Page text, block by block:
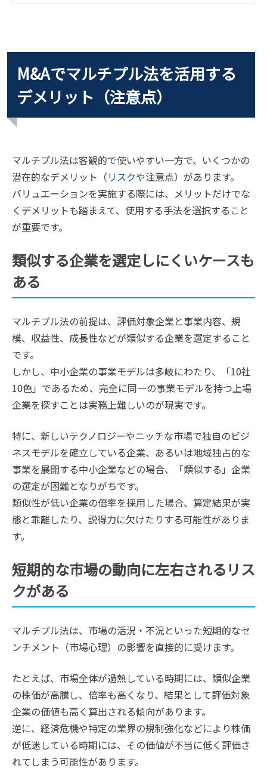
M&Aでマルチプル法を活用する
デメリット（注意点）
マルチプル法は客観的で使いやすい一方で、いくつかの
潜在的なデメリット（リスクや注意点）があります。
バリュエーションを実施する際には、メリットだけでな
くデメリットも踏まえて、使用する手法を選択すること
が重要です。
類似する企業を選定しにくいケースも
ある
マルチプル法の前提は、評価対象企業と事業内容、規
模、収益性、成長性などが類似する企業を選定すること
です。
しかし、中小企業の事業モデルは多岐にわたり、「10社
10色」であるため、完全に同一の事業モデルを持つ上場
企業を探すことは実務上難しいのが現実です。
特に、新しいテクノロジーやニッチな市場で独自のビジ
ネスモデルを確立している企業、あるいは地域独占的な
事業を展開する中小企業などの場合、「類似する」企業
の選定が困難となりがちです。
類似性が低い企業の倍率を採用した場合、算定結果が実
態と乖離したり、説得力に欠けたりする可能性がありま
す。
短期的な市場の動向に左右されるリス
クがある
マルチプル法は、市場の活況・不況といった短期的なセ
ンチメント（市場心理）の影響を直接的に受けます。
たとえば、市場全体が過熱している時期には、類似企業
の株価が高騰し、倍率も高くなり、結果として評価対象
企業の価値も高く算出される傾向があります。
逆に、経済危機や特定の業界の規制強化などにより株価
が低迷している時期には、その価値が不当に低く評価さ
れてしまう可能性があります。